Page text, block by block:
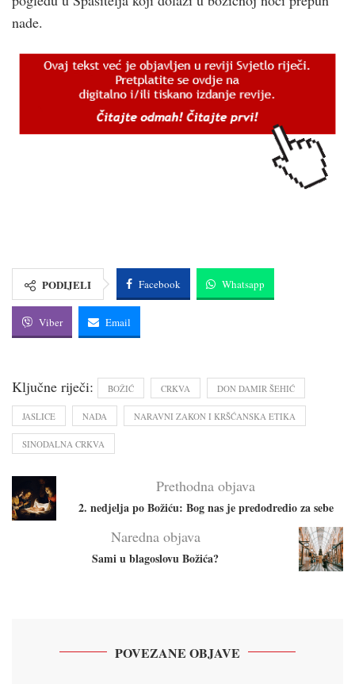
nade.
PODIJELI Facebook Whatsapp
Viber Email
Ključne riječi: BOŽIĆ CRKVA DON DAMIR ŠEHIĆ
JASLICE NADA NARAVNI ZAKON I KRŠĆANSKA ETIKA
SINODALNA CRKVA
Prethodna objava
2. nedjelja po Božiću: Bog nas je predodredio za sebe
Naredna objava
Sami u blagoslovu Božića?
POVEZANE OBJAVE